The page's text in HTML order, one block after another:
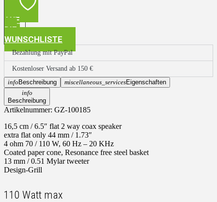
AUF
DIE
WUNSCHLISTE
Bezahlung mit PayPal
Kostenloser Versand ab 150 €
info Beschreibung miscellaneous_servicesEigenschaften
info
Beschreibung
Artikelnummer: GZ-100185
16,5 cm / 6.5″ flat 2 way coax speaker
extra flat only 44 mm / 1.73″
4 ohm 70 / 110 W, 60 Hz – 20 KHz
Coated paper cone, Resonance free steel basket
13 mm / 0.51 Mylar tweeter
Design-Grill
110 Watt max